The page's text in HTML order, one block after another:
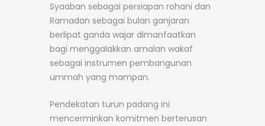
Syaaban sebagai persiapan rohani dan
Ramadan sebagai bulan ganjaran
berlipat ganda wajar dimanfaatkan
bagi menggalakkan amalan wakaf
sebagai instrumen pembangunan
ummah yang mampan.
Pendekatan turun padang ini
mencerminkan komitmen berterusan